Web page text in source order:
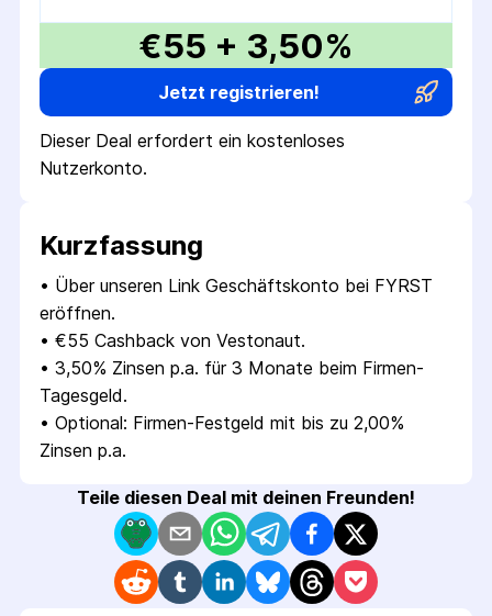
€55 + 3,50%
Jetzt registrieren!
Dieser Deal erfordert ein kostenloses
Nutzerkonto.
Kurzfassung
• Über unseren Link Geschäftskonto bei FYRST
eröffnen.
• €55 Cashback von Vestonaut.
• 3,50% Zinsen p.a. für 3 Monate beim Firmen-
Tagesgeld.
• Optional: Firmen-Festgeld mit bis zu 2,00%
Zinsen p.a.
Teile diesen Deal mit deinen Freunden!